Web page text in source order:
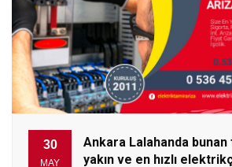
30
MAY
Ankara Lalahanda
yakın ve en hızlı